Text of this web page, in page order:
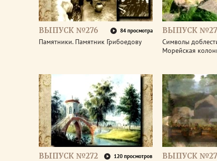
ВЫПУСК №276 84 просмотра
Памятники. Памятник Грибоедову
ВЫПУСК
Символы
Морейская
ВЫПУСК №272 120 просмотров ВЫПУСК